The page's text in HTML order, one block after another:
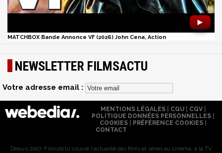
►
MATCHBOX Bande Annonce VF (2026) John Cena, Action
NEWSLETTER FILMSACTU
Votre adresse email :
MENTIONS LÉGALES| CGU| CGV|
POLITIQUE DONNÉES PERSONNELLES
COOKIES
PRÉFÉRENCE COOKIES
CONTACT
Depuis 2007, FilmsActu couvre l'actualité des films et séries au cinéma, à la TV